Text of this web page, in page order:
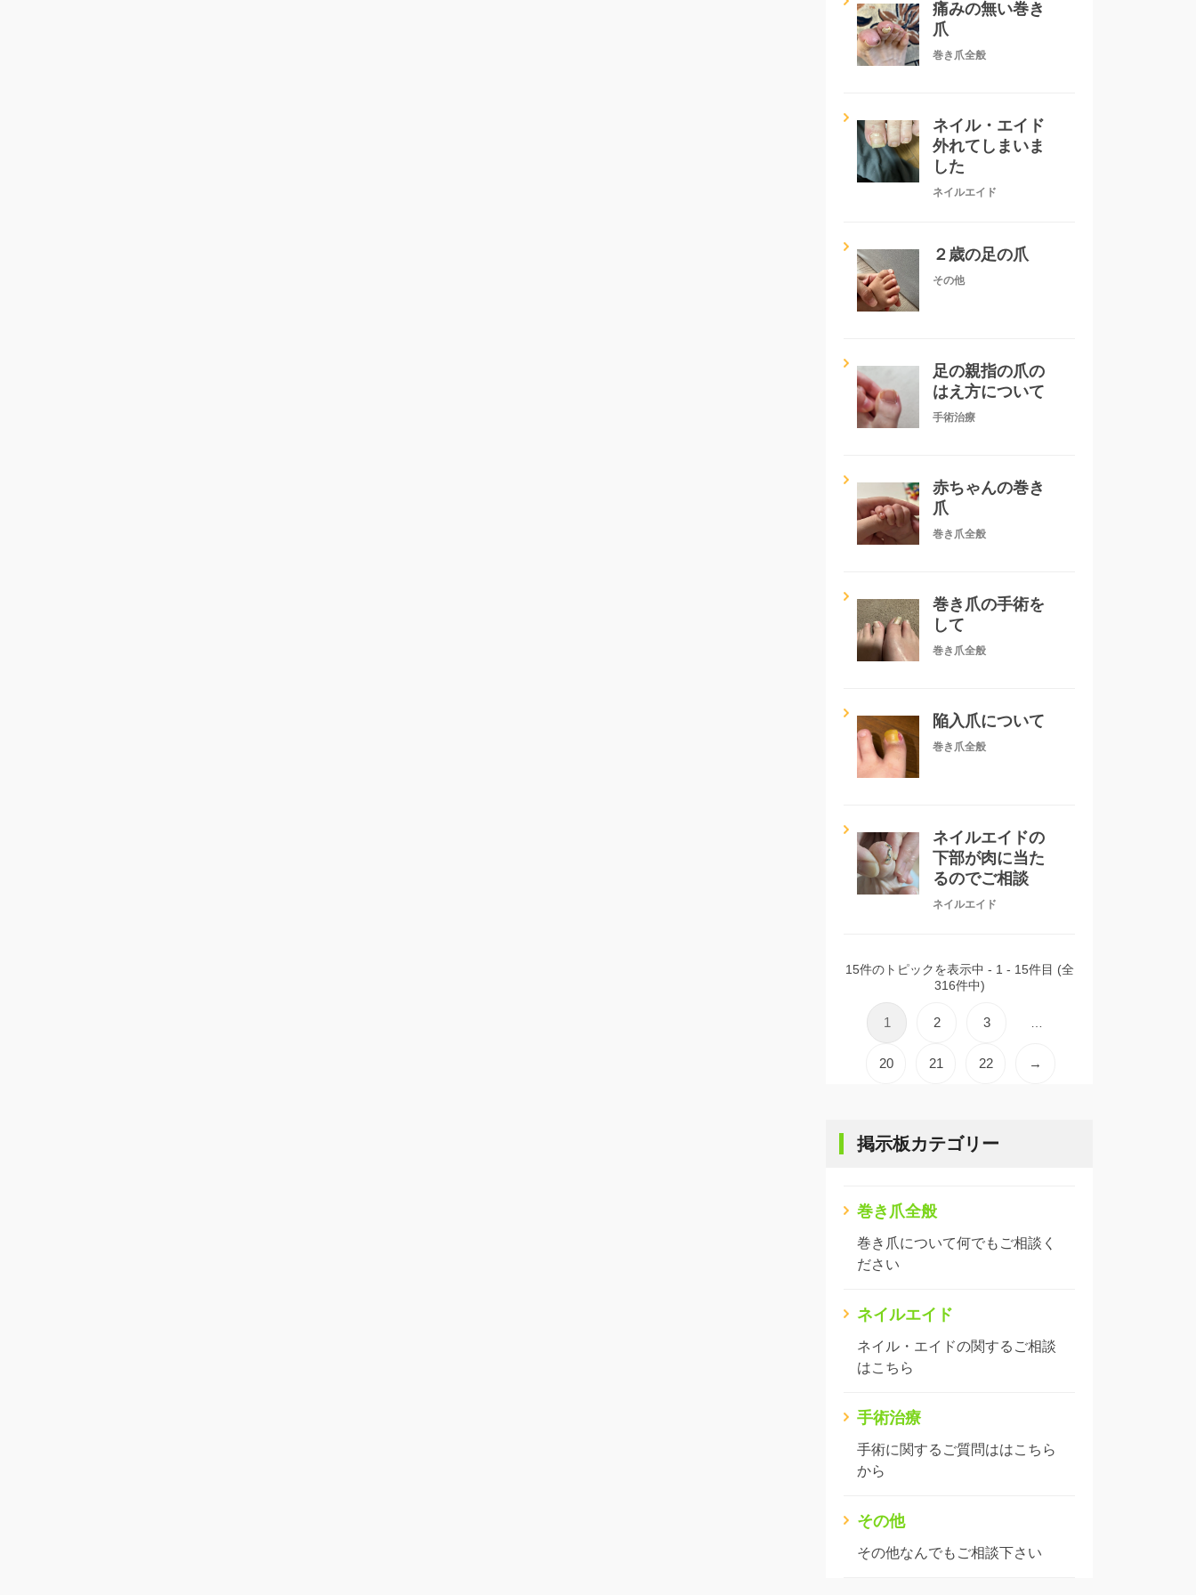
痛みの無い巻き
爪
巻き爪全般
ネイル・エイド
外れてしまいま
した
ネイルエイド
２歳の足の爪
その他
足の親指の爪の
はえ方について
手術治療
赤ちゃんの巻き
爪
巻き爪全般
巻き爪の手術を
して
巻き爪全般
陥入爪について
巻き爪全般
ネイルエイドの
下部が肉に当た
るのでご相談
ネイルエイド
15件のトピックを表示中 - 1 - 15件目 (全
316件中)
1 2 3
20 21 22 →
掲示板カテゴリー
巻き爪全般
巻き爪について何でもご相談く
ださい
ネイルエイド
ネイル・エイドの関するご相談
はこちら
手術治療
手術に関するご質問ははこちら
から
その他
その他なんでもご相談下さい